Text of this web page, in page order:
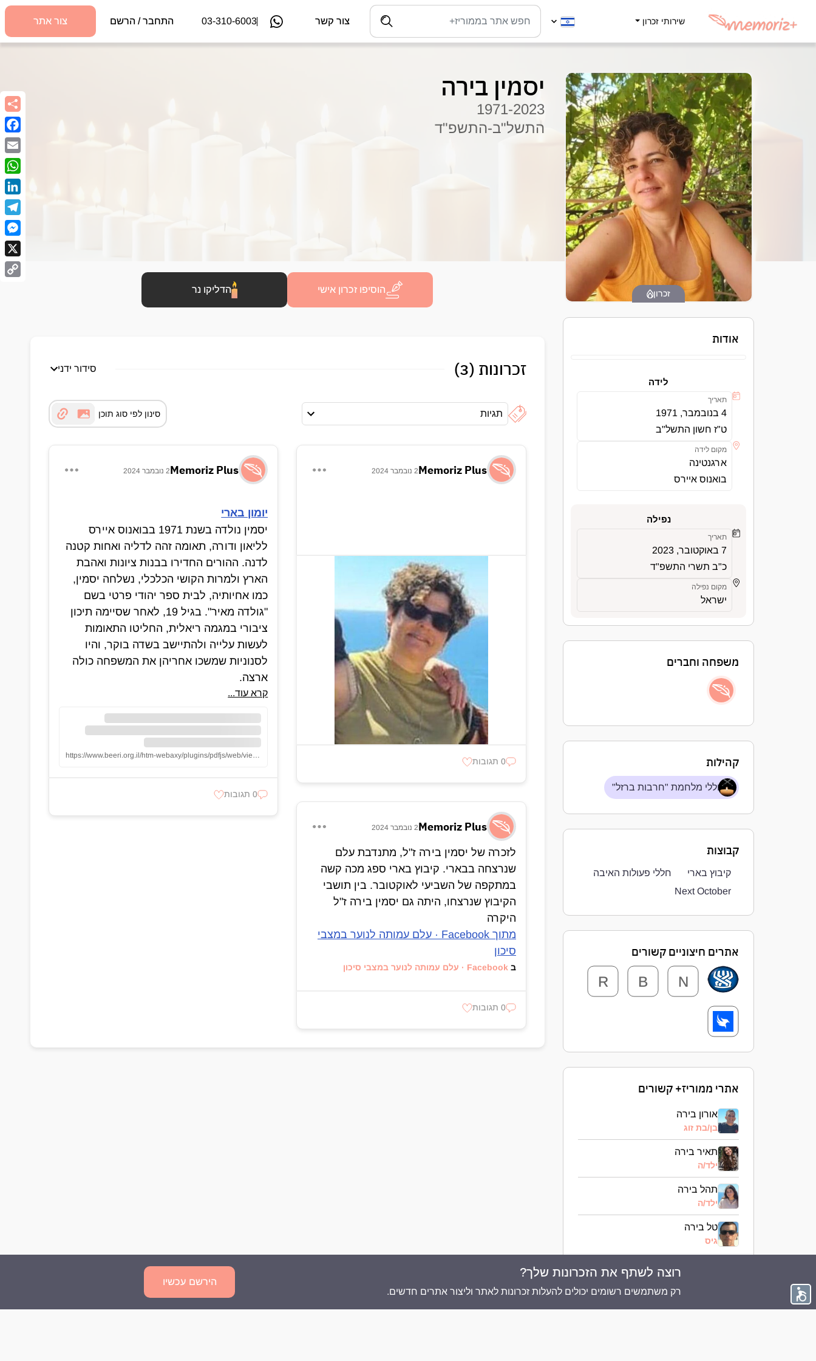
שירותי זכרון צור קשר 03-310-6003 התחבר / הרשם צור אתר
זכרון
אודות
לידה
תאריך
4 בנובמבר, 1971
ט"ז חשון התשל"ב
מקום לידה
ארגנטינה
בואנוס איירס
נפילה
תאריך
7 באוקטובר, 2023
כ"ב תשרי התשפ"ד
מקום נפילה
ישראל
משפחה וחברים
קהילות
חללי מלחמת "חרבות ברזל"
קבוצות
קיבוץ בארי
חללי פעולות האיבה
Next October
אתרים חיצוניים קשורים
N
B
R
אתרי ממוריז+ קשורים
אורון בירה
בן/בת זוג
תאיר בירה
ילד/ה
תהל בירה
ילד/ה
טל בירה
גיס
יסמין בירה
1971-2023
התשל"ב-התשפ"ד
הוסיפו זכרון אישי הדליקו נר
זכרונות (3) סידור ידני
תגיות סינון לפי סוג תוכן
Memoriz Plus2 נובמבר 2024
0 תגובות
Memoriz Plus2 נובמבר 2024
יומון בארי
יסמין נולדה בשנת 1971 בבואנוס איירס
לליאון ודורה, תאומה זהה לדליה ואחות קטנה
לדנה. ההורים החדירו בבנות ציונות ואהבת
הארץ ולמרות הקושי הכלכלי, נשלחה יסמין,
כמו אחיותיה, לבית ספר יהודי פרטי בשם
"גולדה מאיר". בגיל 19, לאחר שסיימה תיכון
ציבורי במגמה ריאלית, החליטו התאומות
לעשות עלייה ולהתיישב בשדה בוקר, והיו
לסנוניות שמשכו אחריהן את המשפחה כולה
ארצה.
קרא עוד...
https://www.beeri.org.il/htm-webaxy/plugins/pdfjs/web/viewer.html?file=%2Fmedia%2Fsal%2Fpages%2F2117%2Ff38%2F%D7%90%D7%95%D7%A8%D7%95%D7%9F%20%D7%99%D7%A1%D7%9E%D7%99%D7%9F%20%D7%AA%D7%90%D7%99%D7%A8%20%D7%AA%D7%94%D7%9C%20%D7%99%D7%95%D7%9E%D7%95%D7%9F%2Epdf
0 תגובות
Memoriz Plus2 נובמבר 2024
לזכרה של יסמין בירה ז"ל, מתנדבת עלם
שנרצחה בבארי. קיבוץ בארי ספג מכה קשה
במתקפה של השביעי לאוקטובר. בין תושבי
הקיבוץ שנרצחו, היתה גם יסמין בירה ז"ל
היקרה
מתוך Facebook · עלם עמותה לנוער במצבי
סיכון
ב Facebook · עלם עמותה לנוער במצבי סיכון
0 תגובות
רוצה לשתף את הזכרונות שלך?
רק משתמשים רשומים יכולים להעלות זכרונות לאתר וליצור אתרים חדשים.
הירשם עכשיו
© 2026 ממוריז פלוס - כל הזכויות שמורות
X